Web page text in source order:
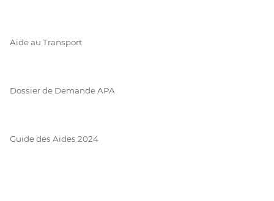
Aide au Transport
Dossier de Demande APA
Guide des Aides 2024